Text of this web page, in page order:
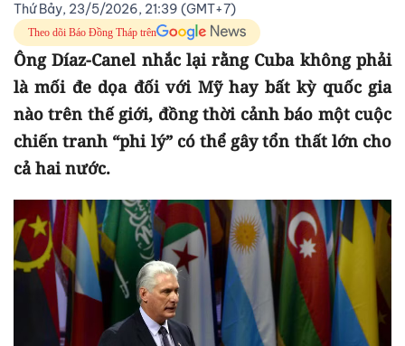
Thứ Bảy, 23/5/2026, 21:39 (GMT+7)
Theo dõi Báo Đồng Tháp trên
Ông Díaz-Canel nhắc lại rằng Cuba không phải
là mối đe dọa đối với Mỹ hay bất kỳ quốc gia
nào trên thế giới, đồng thời cảnh báo một cuộc
chiến tranh “phi lý” có thể gây tổn thất lớn cho
cả hai nước.